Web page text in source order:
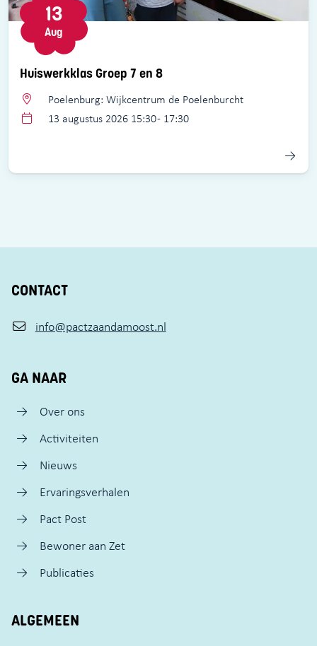
Huiswerkklas Groep 7 en 8
13
Aug
Poelenburg: Wijkcentrum de Poelenburcht
13 augustus 2026 15:30 - 17:30
CONTACT
info@pactzaandamoost.nl
GA NAAR
Over ons
Activiteiten
Nieuws
Ervaringsverhalen
Pact Post
Bewoner aan Zet
Publicaties
ALGEMEEN